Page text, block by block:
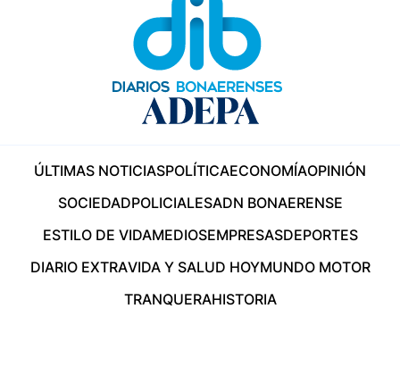
ÚLTIMAS NOTICIASPOLÍTICAECONOMÍAOPINIÓN
SOCIEDADPOLICIALESADN BONAERENSE
ESTILO DE VIDAMEDIOSEMPRESASDEPORTES
DIARIO EXTRAVIDA Y SALUD HOYMUNDO MOTOR
TRANQUERAHISTORIA